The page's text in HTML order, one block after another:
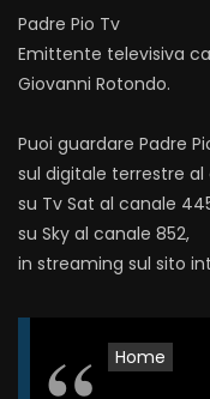
Padre Pio Tv
Emittente televisiva
Giovanni Rotondo.
Puoi guardare Padre
sul digitale terrestre al
su Tv Sat al canale
su Sky al canale 852,
in streaming sul sito
Home